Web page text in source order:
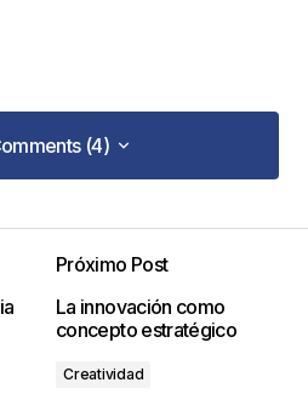
(4)
(4)
el blog
en
encontrar artículos
Próximo Post
La innovación como
concepto estratégico
Creatividad